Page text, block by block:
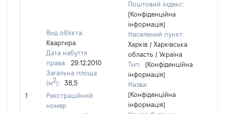
1
Вид об'єкта:
Квартира
Дата набуття
права:
29.12.2010
Загальна площа
(м2):
38,5
Реєстраційний
номер
Поштовий індекс:
[Конфіденційна
інформація]
Населений пункт:
Харків / Харківська
область / Україна
Тип:
[Конфіденційна
інформація]
Назва:
[Конфіденційна
інформація]